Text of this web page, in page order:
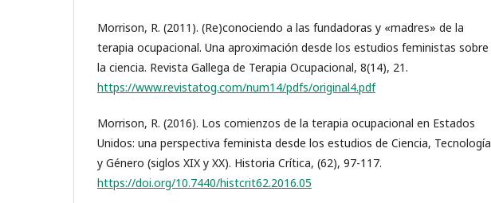
Morrison, R. (2011). (Re)conociendo a las fundadoras y «madres» de la
terapia ocupacional. Una aproximación desde los estudios feministas sobre
la ciencia. Revista Gallega de Terapia Ocupacional, 8(14), 21.
https://www.revistatog.com/num14/pdfs/original4.pdf
Morrison, R. (2016). Los comienzos de la terapia ocupacional en Estados
Unidos: una perspectiva feminista desde los estudios de Ciencia, Tecnología
y Género (siglos XIX y XX). Historia Crítica, (62), 97-117.
https://doi.org/10.7440/histcrit62.2016.05